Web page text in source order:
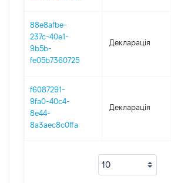
88e8afbe-
237c-40e1-
9b5b-
fe05b7360725
Декларація
f6087291-
9fa0-40c4-
8e44-
8a3aec8c0ffa
Декларація